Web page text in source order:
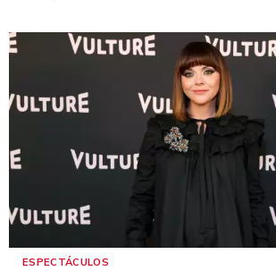
ESPECTÁCULOS